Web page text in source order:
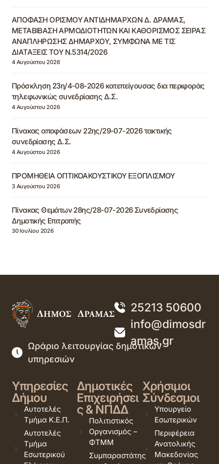
ΑΠΟΦΑΣΗ ΟΡΙΣΜΟΥ ΑΝΤΙΔΗΜΑΡΧΩΝ Δ. ΔΡΑΜΑΣ,
ΜΕΤΑΒΙΒΑΣΗ ΑΡΜΟΔΙΟΤΗΤΩΝ ΚΑΙ ΚΑΘΟΡΙΣΜΟΣ ΣΕΙΡΑΣ
ΑΝΑΠΛΗΡΩΣΗΣ ΔΗΜΑΡΧΟΥ, ΣΥΜΦΩΝΑ ΜΕ ΤΙΣ
ΔΙΑΤΑΞΕΙΣ ΤΟΥ Ν.5314/2026
4 Αυγούστου 2026
Πρόσκληση 23η/4-08-2026 κατεπείγουσας δια περιφοράς
τηλεφωνικώς συνεδρίασης Δ.Σ.
4 Αυγούστου 2026
Πίνακας αποφάσεων 22ης/29-07-2026 τακτικής
συνεδρίασης Δ.Σ.
4 Αυγούστου 2026
ΠΡΟΜΗΘΕΙΑ ΟΠΤΙΚΟΑΚΟΥΣΤΙΚΟΥ ΕΞΟΠΛΙΣΜΟΥ
3 Αυγούστου 2026
Πίνακας Θεμάτων 28ης/28-07-2026 Συνεδρίασης
Δημοτικής Επιτροπής
30 Ιουλίου 2026
25213 50600
info@dimosdr
amas.gr
Ωράριο λειτουργίας δημοτικών
υπηρεσιών
Υπηρεσίες
Δήμου
Αυτοτελές
Τμήμα Κ.Ε.Π.
Αυτοτελές
Τμήμα
Εσωτερικού
Δημοτικές
Επιχειρήσει
ς & ΝΠΔΔ
Πολιτιστικός
Οργανισμός –
ΦΤΜΜ
Συμπαραστάτης
Χρήσιμοι
Σύνδεσμοι
Υπουργείο
Εσωτερικών
Περιφέρεια
Ανατολικής
Μακεδονίας